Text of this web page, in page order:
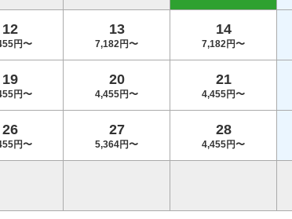
12
円〜
13
7,182円〜
14
7,182円〜
19
円〜
20
4,455円〜
21
4,455円〜
26
円〜
27
5,364円〜
28
4,455円〜